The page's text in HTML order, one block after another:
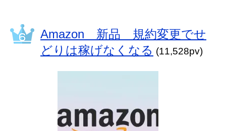
Amazon 新品 規約変更でせ
どりは稼げなくなる (11,528pv)